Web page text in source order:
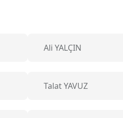
Ali YALÇIN
Talat YAVUZ